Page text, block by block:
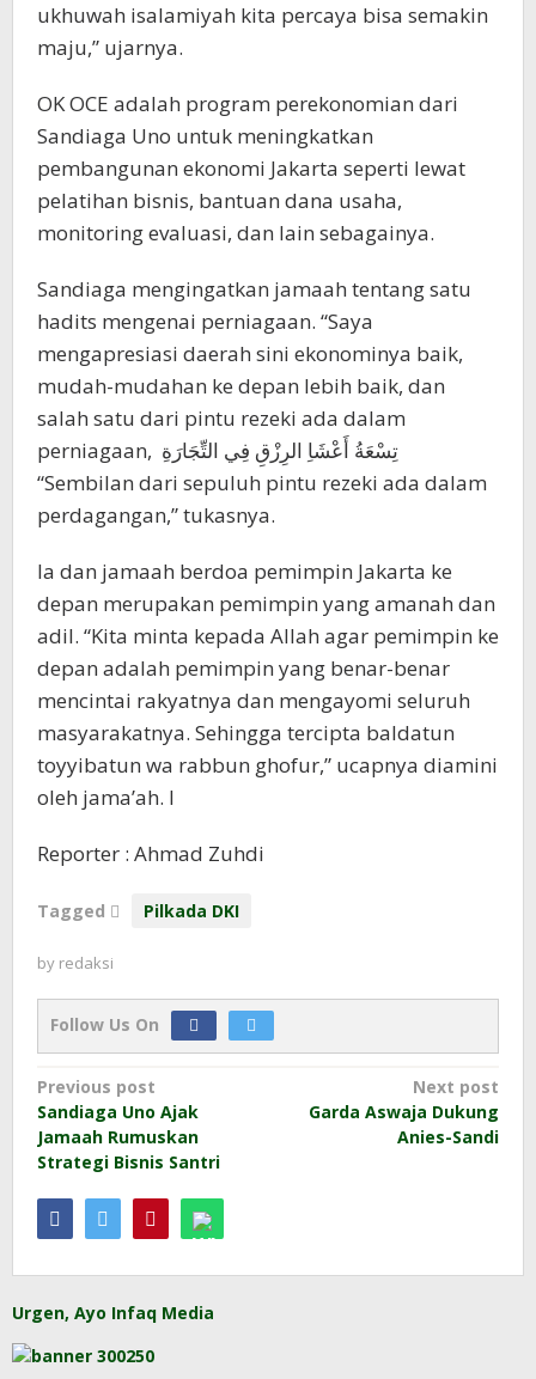
ukhuwah isalamiyah kita percaya bisa semakin
maju,” ujarnya.
OK OCE adalah program perekonomian dari
Sandiaga Uno untuk meningkatkan
pembangunan ekonomi Jakarta seperti lewat
pelatihan bisnis, bantuan dana usaha,
monitoring evaluasi, dan lain sebagainya.
Sandiaga mengingatkan jamaah tentang satu
hadits mengenai perniagaan. “Saya
mengapresiasi daerah sini ekonominya baik,
mudah-mudahan ke depan lebih baik, dan
salah satu dari pintu rezeki ada dalam
perniagaan, تِسْعَةُ أَعْشَاِ الرِزْقِ فِي التِّجَارَةِ
“Sembilan dari sepuluh pintu rezeki ada dalam
perdagangan,” tukasnya.
Ia dan jamaah berdoa pemimpin Jakarta ke
depan merupakan pemimpin yang amanah dan
adil. “Kita minta kepada Allah agar pemimpin ke
depan adalah pemimpin yang benar-benar
mencintai rakyatnya dan mengayomi seluruh
masyarakatnya. Sehingga tercipta baldatun
toyyibatun wa rabbun ghofur,” ucapnya diamini
oleh jama’ah. I
Reporter : Ahmad Zuhdi
Tagged Pilkada DKI
by redaksi
Follow Us On
Post
navigation
Previous post
Sandiaga Uno Ajak
Jamaah Rumuskan
Strategi Bisnis Santri
Next post
Garda Aswaja Dukung
Anies-Sandi
Urgen, Ayo Infaq Media